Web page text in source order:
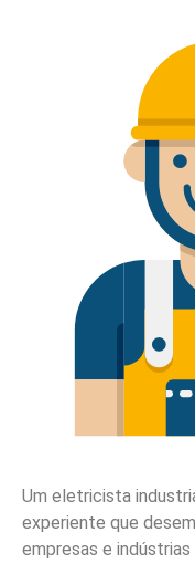
Um eletricista
experiente que
empresas e